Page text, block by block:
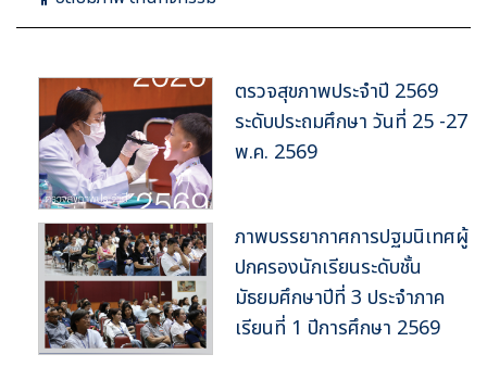
ตรวจสุขภาพประจำปี 2569
ระดับประถมศึกษา วันที่ 25 -27
พ.ค. 2569
ภาพบรรยากาศการปฐมนิเทศผู้
ปกครองนักเรียนระดับชั้น
มัธยมศึกษาปีที่ 3 ประจำภาค
เรียนที่ 1 ปีการศึกษา 2569